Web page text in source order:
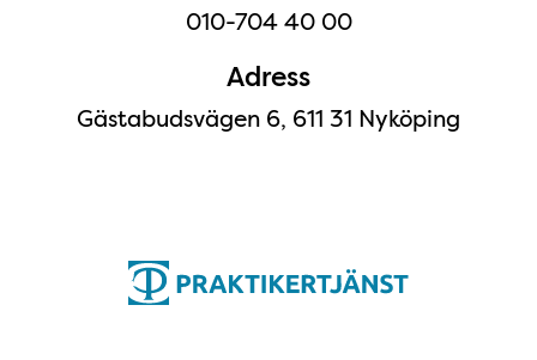
010-704 40 00
Adress
Gästabudsvägen 6, 611 31 Nyköping